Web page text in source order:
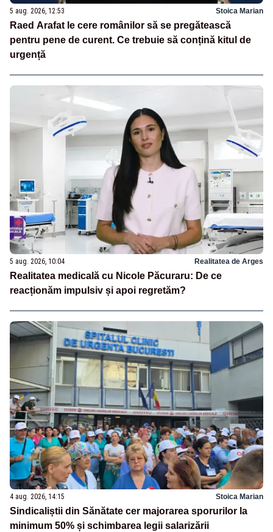
5 aug. 2026, 12:53 Stoica Marian
Raed Arafat le cere românilor să se pregătească
pentru pene de curent. Ce trebuie să conțină kitul de
urgență
5 aug. 2026, 10:04 Realitatea de Arges
Realitatea medicală cu Nicole Păcuraru: De ce
reacționăm impulsiv și apoi regretăm?
4 aug. 2026, 14:15 Stoica Marian
Sindicaliștii din Sănătate cer majorarea sporurilor la
minimum 50% și schimbarea legii salarizării